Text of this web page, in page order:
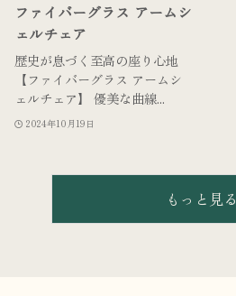
ファイバーグラス アームシ
ェルチェア
歴史が息づく至高の座り心地
【ファイバーグラス アームシ
ェルチェア】 優美な曲線...
2024年10月19日
もっと見る